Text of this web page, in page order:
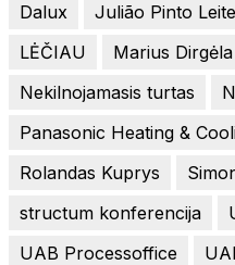
Dalux
Julião Pinto Leite
LĖČIAU
Marius Dirgėla
Nekilnojamasis turtas
Panasonic Heating &
Rolandas Kuprys
structum konferencija
UAB Processoffice